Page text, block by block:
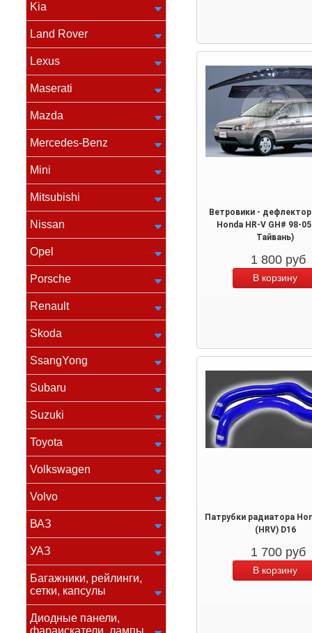
Kia
Land Rover
Lexus
Maserati
Mazda
Mercedes-Benz
Mini
Mitsubishi
Nissan
Opel
Porsche
Renault
Skoda
SsangYong
Subaru
Suzuki
Toyota
Volkswagen
Volvo
ВАЗ
УАЗ
Багажники, рейлинги,
сетки, капсулы
Диодные панели,
фараискатели, лампы
Ветровики -
Honda HR-V GH# 98-
Тайвань)
1 800 руб
Патрубки радиатора
(HRV) D16
1 700 руб